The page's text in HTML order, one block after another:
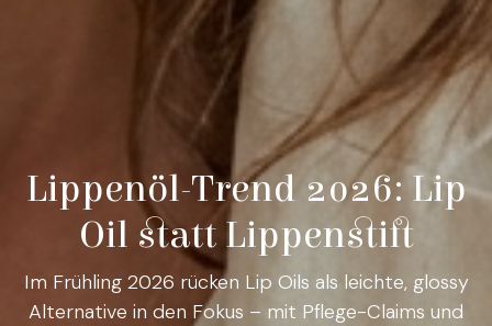
Lippenöl-Trend 2026: Lip
Oil statt Lippenstift
Im Frühling 2026 rücken Lip Oils als leichte, glossy
Alternative in den Fokus – mit Pflege-Claims und